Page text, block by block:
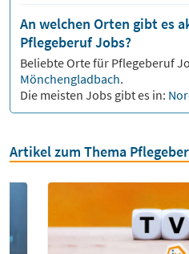
An welchen Orten gibt es
Pflegeberuf Jobs?
Beliebte Orte für Pflegeberuf
Mönchengladbach.
Die meisten Jobs gibt es in:
Artikel zum Thema